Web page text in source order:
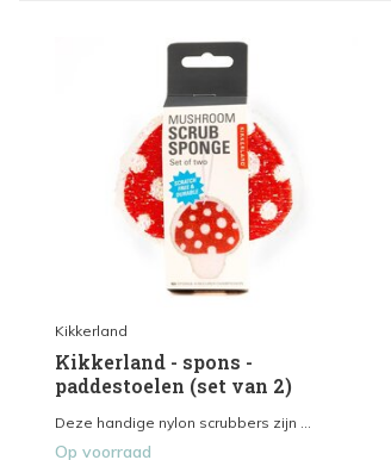
Kikkerland
Kikkerland - spons -
paddestoelen (set van 2)
Deze handige nylon scrubbers zijn ...
Op voorraad